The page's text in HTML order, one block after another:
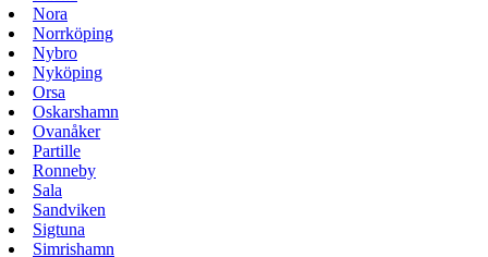
Nora
Norrköping
Nybro
Nyköping
Orsa
Oskarshamn
Ovanåker
Partille
Ronneby
Sala
Sandviken
Sigtuna
Simrishamn